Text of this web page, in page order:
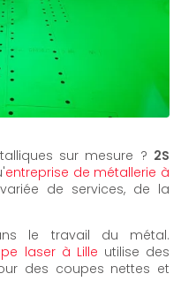
sur mesure ? 2S
entreprise de métallerie à
de services, de la
le travail du métal.
laser à Lille utilise des
des coupes nettes et